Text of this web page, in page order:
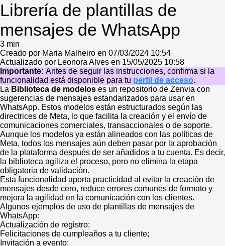
Librería de plantillas de
mensajes de WhatsApp
3 min
Creado por Maria Malheiro en 07/03/2024 10:54
Actualizado por Leonora Alves en 15/05/2025 10:58
Importante: Antes de seguir las instrucciones, confirma si la
funcionalidad está disponible para tu perfil de acceso.
La Biblioteca de modelos es un repositorio de Zenvia con
sugerencias de mensajes estandarizados para usar en
WhatsApp. Estos modelos están estructurados según las
directrices de Meta, lo que facilita la creación y el envío de
comunicaciones comerciales, transaccionales o de soporte.
Aunque los modelos ya están alineados con las políticas de
Meta, todos los mensajes aún deben pasar por la aprobación
de la plataforma después de ser añadidos a tu cuenta. Es decir,
la biblioteca agiliza el proceso, pero no elimina la etapa
obligatoria de validación.
Esta funcionalidad aporta practicidad al evitar la creación de
mensajes desde cero, reduce errores comunes de formato y
mejora la agilidad en la comunicación con los clientes.
Algunos ejemplos de uso de plantillas de mensajes de
WhatsApp:
Actualización de registro;
Felicitaciones de cumpleaños a tu cliente;
Invitación a evento;